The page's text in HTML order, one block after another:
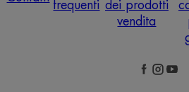
frequenti dei prodotti
vendita